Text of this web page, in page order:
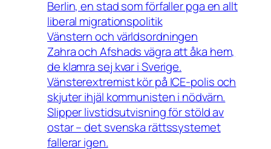
Berlin, en stad som förfaller pga en allt
liberal migrationspolitik
Vänstern och världsordningen
Zahra och Afshads vägra att åka hem,
de klamra sej kvar i Sverige.
Vänsterextremist kör på ICE-polis och
skjuter ihjäl kommunisten i nödvärn.
Slipper livstidsutvisning för stöld av
ostar – det svenska rättssystemet
fallerar igen.